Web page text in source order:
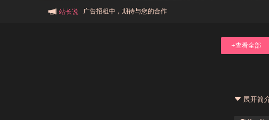
站长说 广告招租中，期待与您的合作
+查看全部
展开简